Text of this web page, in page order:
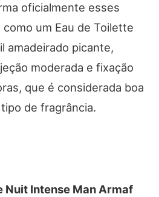
oficialmente esses
um Eau de Toilette
amadeirado picante,
moderada e fixação
que é considerada boa
de fragrância.
Nuit Intense Man Armaf